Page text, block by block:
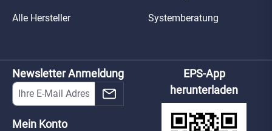
Alle Hersteller Systemberatung
Newsletter Anmeldung
Mein Konto
EPS-App
herunterladen